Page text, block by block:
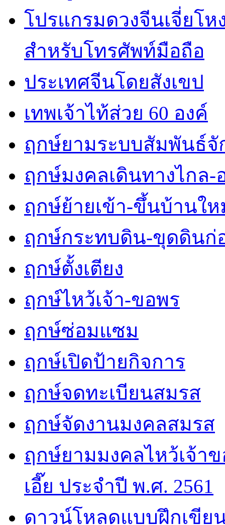
โปรแกรมดวงจีนเจี่ยโห
สำหรับโทรศัพท์มือถือ
ประเทศจีนโดยสังเขป
เทพเจ้าไท้ส่วย 60 องค์
ฤกษ์ยามระบบสัมพันธ์จั
ฤกษ์มงคลเดินทางไกล-
ฤกษ์ย้ายเข้า-ขึ้นบ้านใ
ฤกษ์กระทบดิน-ขุดดินก่
ฤกษ์ตั้งเตียง
ฤกษ์ไหว้เจ้า-ขอพร
ฤกษ์ซ่อมแซม
ฤกษ์เปิดป้ายกิจการ
ฤกษ์จดทะเบียนสมรส
ฤกษ์จัดงานมงคลสมรส
ฤกษ์ยามมงคลไหว้เจ้า
เอี๊ย ประจำปี พ.ศ. 2561
ดาวน์โหลดแบบฝึกเขีย